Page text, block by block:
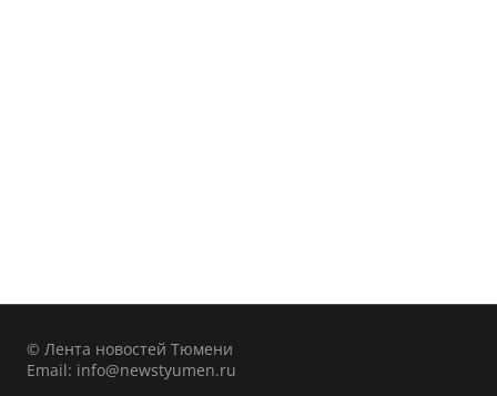
© Лента новостей Тюмени
Email: info@newstyumen.ru